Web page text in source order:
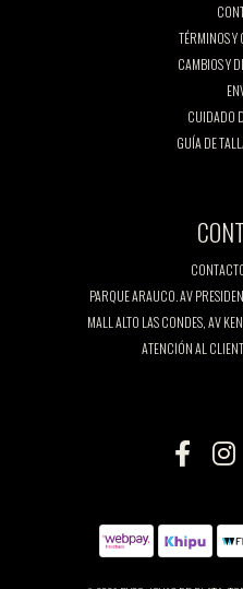
TÉRMINOS
CAMBIOS Y
CUIDADO
GUÍA DE
PARQUE ARAUCO. AV
MALL ALTO LAS CONDES, AV
ATENCIÓN AL